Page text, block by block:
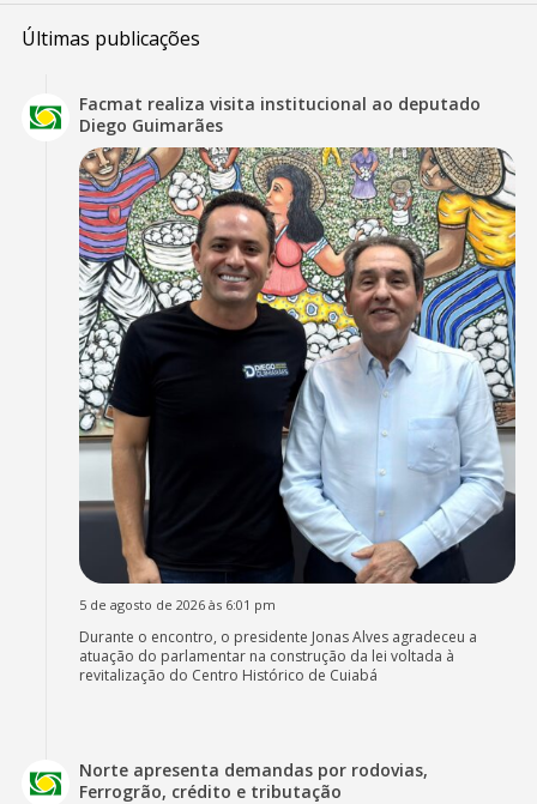
Últimas publicações
Facmat realiza visita institucional ao deputado
Diego Guimarães
5 de agosto de 2026 às 6:01 pm
Durante o encontro, o presidente Jonas Alves agradeceu a
atuação do parlamentar na construção da lei voltada à
revitalização do Centro Histórico de Cuiabá
Norte apresenta demandas por rodovias,
Ferrogrão, crédito e tributação